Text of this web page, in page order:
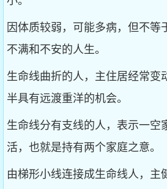
因体质较弱，可能多病，但不等
不满和不安的人生。
生命线曲折的人，主住居经常变
半具有远渡重洋的机会。
生命线分有支线的人，表示一空
活，也就是持有两个家庭之
由梯形小线连接成生命线人，主